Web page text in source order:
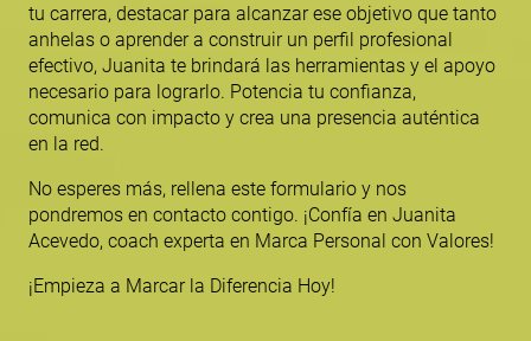
tu carrera, destacar para alcanzar ese objetivo que tanto
anhelas o aprender a construir un perfil profesional
efectivo, Juanita te brindará las herramientas y el apoyo
necesario para lograrlo. Potencia tu confianza,
comunica con impacto y crea una presencia auténtica
en la red.
No esperes más, rellena este formulario y nos
pondremos en contacto contigo. ¡Confía en Juanita
Acevedo, coach experta en Marca Personal con Valores!
¡Empieza a Marcar la Diferencia Hoy!